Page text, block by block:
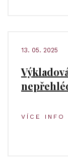
13. 05. 2025
VÍCE INFO